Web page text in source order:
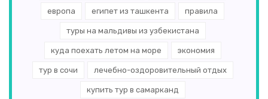
европа египет из ташкента правила
туры на мальдивы из узбекистана
куда поехать летом на море экономия
тур в сочи лечебно-оздоровительный отдых
купить тур в самарканд